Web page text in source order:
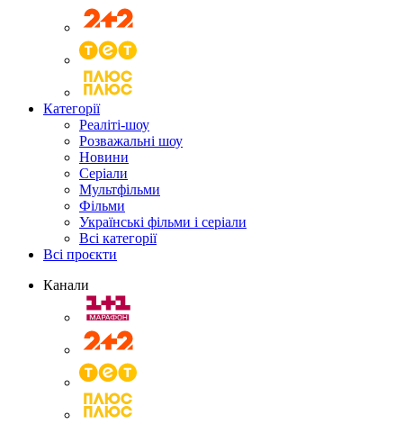
Категорії
Реаліті-шоу
Розважальні шоу
Новини
Серіали
Мультфільми
Фільми
Українські фільми і серіали
Всі категорії
Всі проєкти
Канали